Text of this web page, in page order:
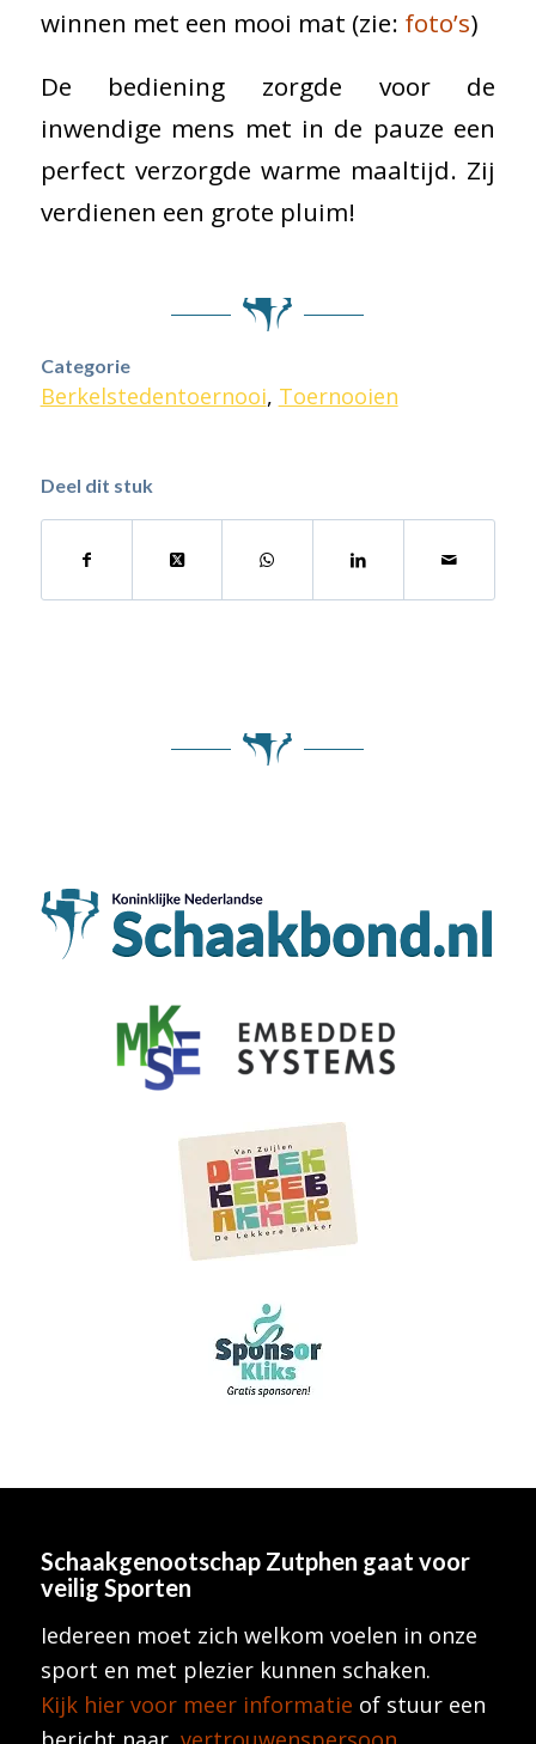
winnen met een mooi mat (zie: foto’s)
De bediening zorgde voor de
inwendige mens met in de pauze een
perfect verzorgde warme maaltijd. Zij
verdienen een grote pluim!
Categorie
Berkelstedentoernooi, Toernooien
Deel dit stuk
Schaakgenootschap Zutphen gaat voor
veilig Sporten
Iedereen moet zich welkom voelen in onze
sport en met plezier kunnen schaken.
Kijk hier voor meer informatie of stuur een